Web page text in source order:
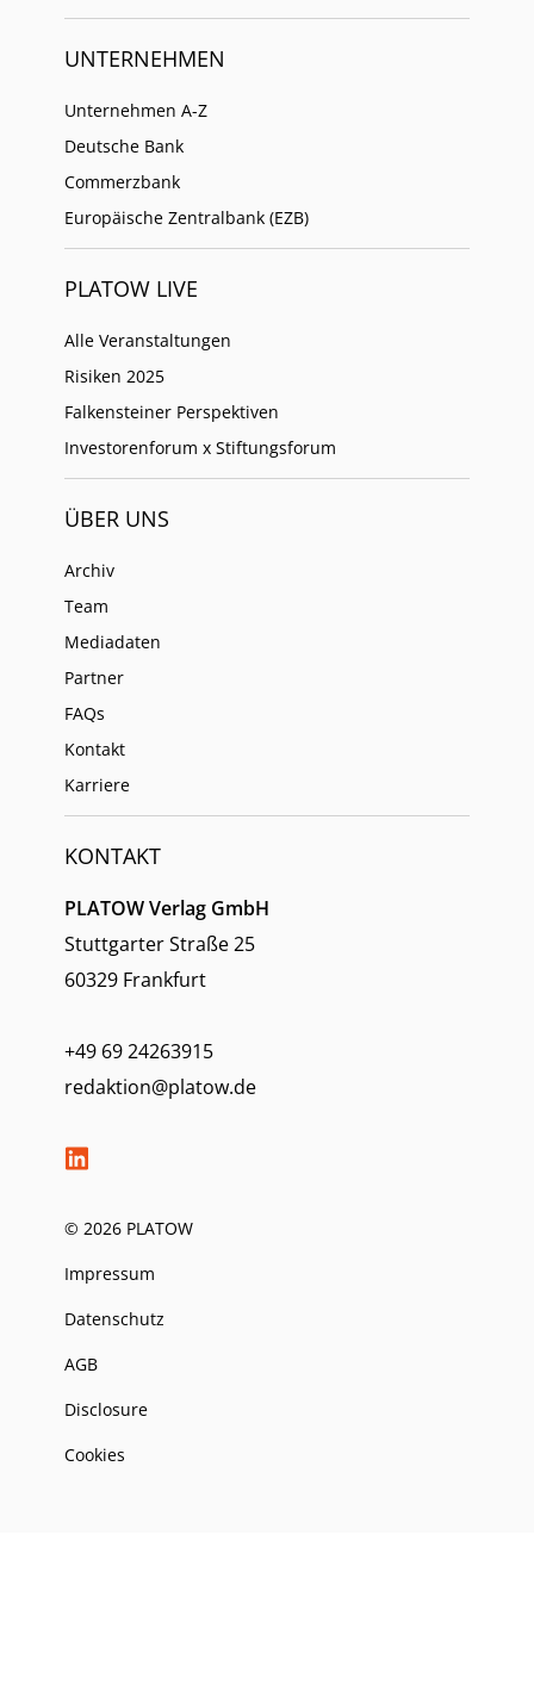
UNTERNEHMEN
Unternehmen A-Z
Deutsche Bank
Commerzbank
Europäische Zentralbank (EZB)
PLATOW LIVE
Alle Veranstaltungen
Risiken 2025
Falkensteiner Perspektiven
Investorenforum x Stiftungsforum
ÜBER UNS
Archiv
Team
Mediadaten
Partner
FAQs
Kontakt
Karriere
KONTAKT
PLATOW Verlag GmbH
Stuttgarter Straße 25
60329 Frankfurt
+49 69 24263915
redaktion@platow.de
© 2026 PLATOW
Impressum
Datenschutz
AGB
Disclosure
Cookies